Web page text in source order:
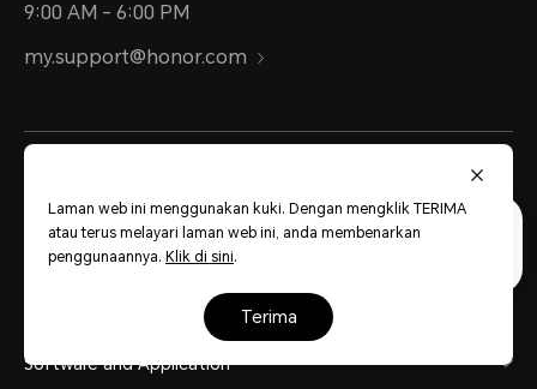
9:00 AM - 6:00 PM
my.support@honor.com
Tentang HONOR
Produk
Kedai
Software and Application
Laman web ini menggunakan kuki. Dengan mengklik TERIMA
atau terus melayari laman web ini, anda membenarkan
penggunaannya. Klik di sini.
terima